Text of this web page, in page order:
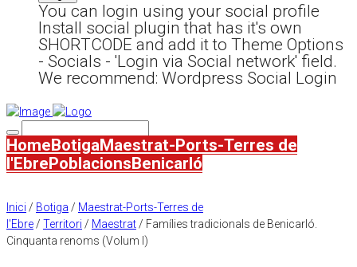
You can login using your social profile
Install social plugin that has it's own
SHORTCODE and add it to Theme Options
- Socials - 'Login via Social network' field.
We recommend: Wordpress Social Login
HomeBotigaMaestrat-Ports-Terres de
l'EbrePoblacionsBenicarló
Inici / Botiga / Maestrat-Ports-Terres de
l'Ebre / Territori / Maestrat / Famílies tradicionals de Benicarló.
Cinquanta renoms (Volum I)